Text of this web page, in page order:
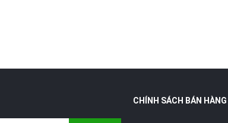
CHÍNH SÁCH BÁN HÀNG